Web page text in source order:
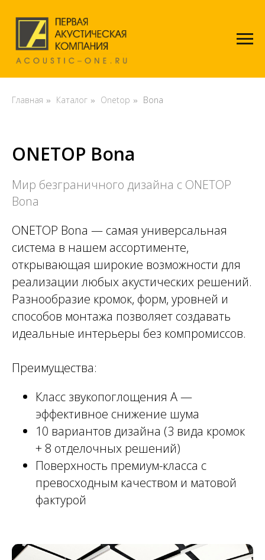
Главная » Каталог » Onetop » Bona
ONETOP Bona
Мир безграничного дизайна с ONETOP
Bona
ONETOP Bona — самая универсальная
система в нашем ассортименте,
открывающая широкие возможности для
реализации любых акустических решений.
Разнообразие кромок, форм, уровней и
способов монтажа позволяет создавать
идеальные интерьеры без компромиссов.
Преимущества:
Класс звукопоглощения А —
эффективное снижение шума
10 вариантов дизайна (3 вида кромок
+ 8 отделочных решений)
Поверхность премиум-класса с
превосходным качеством и матовой
фактурой